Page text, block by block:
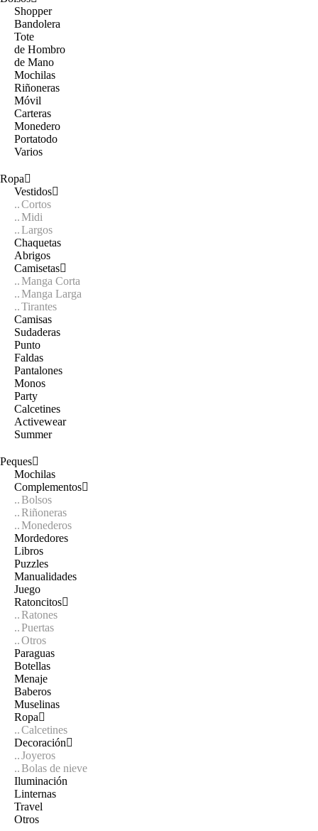
Shopper
Bandolera
Tote
de Hombro
de Mano
Mochilas
Riñoneras
Móvil
Carteras
Monedero
Portatodo
Varios
Ropa
Vestidos
Cortos
Midi
Largos
Chaquetas
Abrigos
Camisetas
Manga Corta
Manga Larga
Tirantes
Camisas
Sudaderas
Punto
Faldas
Pantalones
Monos
Party
Calcetines
Activewear
Summer
Peques
Mochilas
Complementos
Bolsos
Riñoneras
Monederos
Mordedores
Libros
Puzzles
Manualidades
Juego
Ratoncitos
Ratones
Puertas
Otros
Paraguas
Botellas
Menaje
Baberos
Muselinas
Ropa
Calcetines
Decoración
Joyeros
Bolas de nieve
Iluminación
Linternas
Travel
Otros